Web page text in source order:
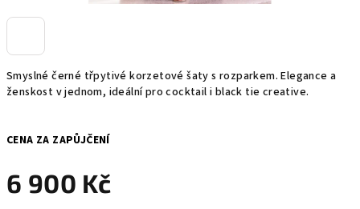
Smyslné černé třpytivé korzetové šaty s rozparkem. Elegance a
ženskost v jednom, ideální pro cocktail i black tie creative.
6 900 Kč
CENA ZA ZAPŮJČENÍ